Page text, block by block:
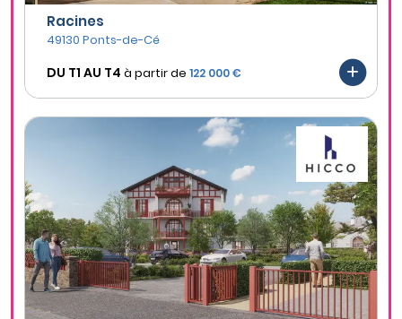
Racines
49130 Ponts-de-Cé
DU T1 AU T4 à partir de 122 000 €